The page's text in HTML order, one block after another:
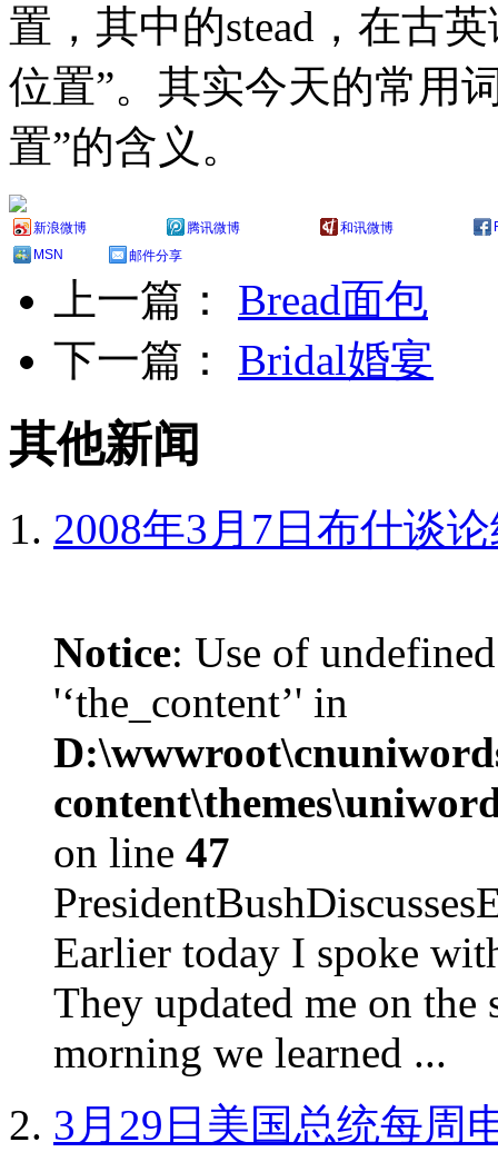
置，其中的stead，在古
位置”。其实今天的常用
置”的含义。
新浪微博 腾讯微博 和讯微博
MSN
邮件分享
上一篇： Bread面包
下一篇： Bridal婚宴
其他新闻
2008年3月7日布什谈
Notice: Use of
'‘the_content’' in
on line 47
Earlier today I spoke
They updated me on the
morning we learned ...
3月29日美国总统每周